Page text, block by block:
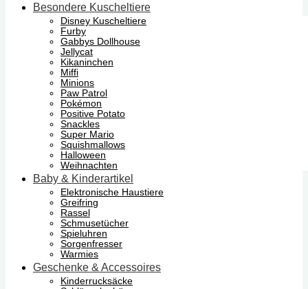
Besondere Kuscheltiere
Disney Kuscheltiere
Furby
Gabbys Dollhouse
Jellycat
Kikaninchen
Miffi
Minions
Paw Patrol
Pokémon
Positive Potato
Snackles
Super Mario
Squishmallows
Halloween
Weihnachten
Baby & Kinderartikel
Elektronische Haustiere
Greifring
Rassel
Schmusetücher
Spieluhren
Sorgenfresser
Warmies
Geschenke & Accessoires
Kinderrucksäcke